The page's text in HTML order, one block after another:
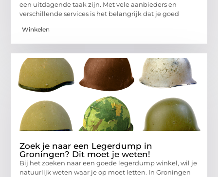
een uitdagende taak zijn. Met vele aanbieders en
verschillende services is het belangrijk dat je goed
Winkelen
Zoek je naar een Legerdump in
Groningen? Dit moet je weten!
Bij het zoeken naar een goede legerdump winkel, wil je
natuurlijk weten waar je op moet letten. In Groningen